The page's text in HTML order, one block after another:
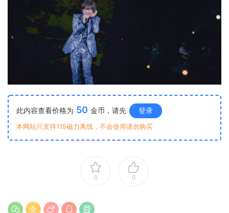
此内容查看价格为 50 金币，请先 登录
本网站只支持115磁力离线，不会使用请勿购买
0 0